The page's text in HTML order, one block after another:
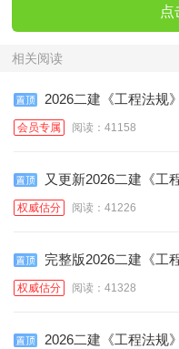
点
相关阅读
2026二建《工程法规
会员专属 阅读：41158
又更新2026二建《工
权威估分 阅读：41226
完整版2026二建《工
权威估分 阅读：41328
2026二建《工程法规